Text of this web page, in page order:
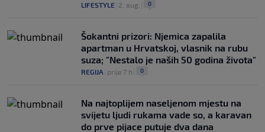
LIFESTYLE 2. aug. 0
Šokantni prizori: Njemica zapalila
apartman u Hrvatskoj, vlasnik na rubu
suza; "Nestalo je naših 50 godina života"
REGIJA prije 7 h 0
Na najtoplijem naseljenom mjestu na
svijetu ljudi rukama vade so, a karavan
do prve pijace putuje dva dana